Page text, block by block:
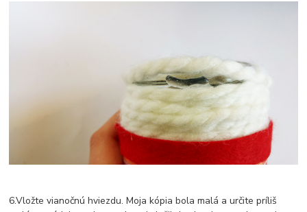
6.Vložte vianočnú hviezdu. Moja kópia bola malá a určite príliš